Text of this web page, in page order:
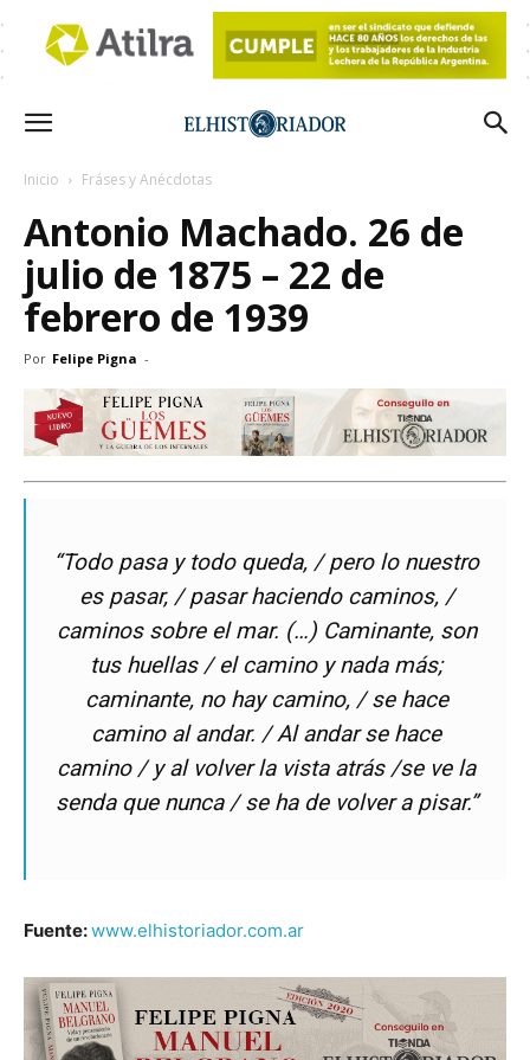
Inicio Fráses y Anécdotas
Antonio Machado. 26 de
julio de 1875 – 22 de
febrero de 1939
Por Felipe Pigna -
“Todo pasa y todo queda, / pero lo nuestro
es pasar, / pasar haciendo caminos, /
caminos sobre el mar. (…) Caminante, son
tus huellas / el camino y nada más;
caminante, no hay camino, / se hace
camino al andar. / Al andar se hace
camino / y al volver la vista atrás /se ve la
senda que nunca / se ha de volver a pisar.”
Fuente:www.elhistoriador.com.ar